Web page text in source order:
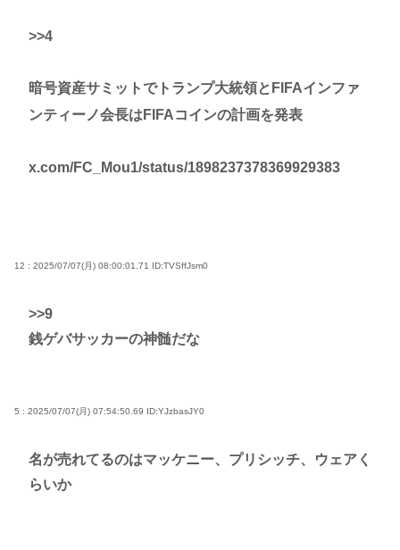
>>4
暗号資産サミットでトランプ大統領とFIFAインファ
ンティーノ会長はFIFAコインの計画を発表
x.com/FC_Mou1/status/1898237378369929383
12 : 2025/07/07(月) 08:00:01.71 ID:TVSffJsm0
>>9
銭ゲバサッカーの神髄だな
5 : 2025/07/07(月) 07:54:50.69 ID:YJzbasJY0
名が売れてるのはマッケニー、プリシッチ、ウェアく
らいか